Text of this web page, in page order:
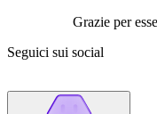
Grazie per
Seguici sui social